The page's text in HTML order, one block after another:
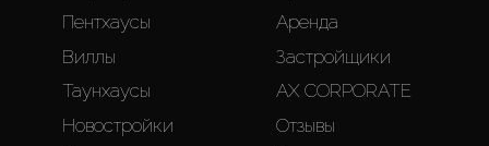
Пентхаусы
Виллы
Таунхаусы
Новостройки
Аренда
Застройщики
AX CORPORATE
Отзывы